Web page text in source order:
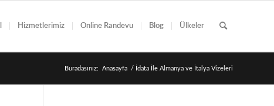
Hizmetlerimiz Online Randevu Blog Ülkeler
Buradasınız: Anasayfa / İdata İle Almanya ve İtalya Vizeleri